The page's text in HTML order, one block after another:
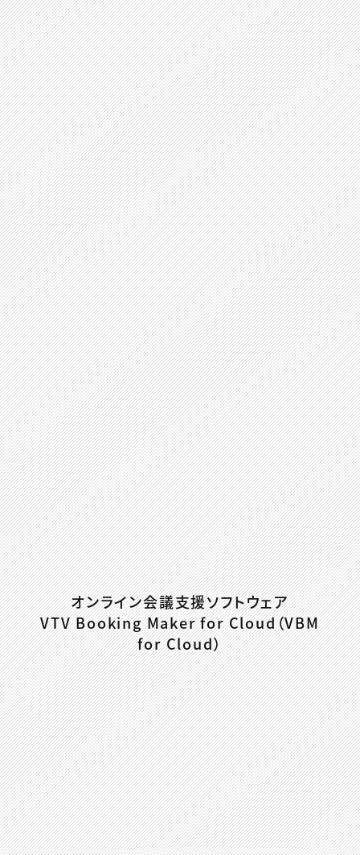
オンライン会議支援ソフトウェア
VTV Booking Maker for Cloud（VBM
for Cloud）